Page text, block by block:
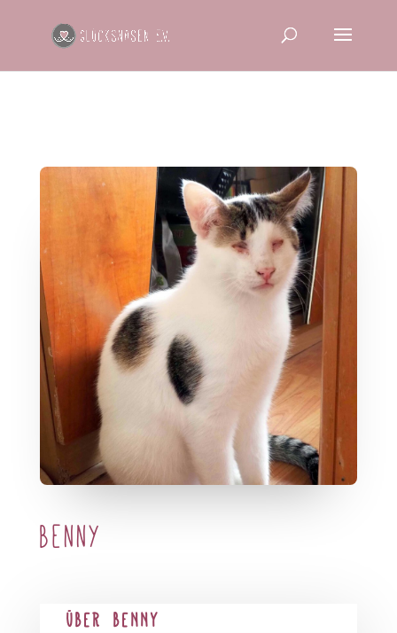
Benny
ÜBER BENNY